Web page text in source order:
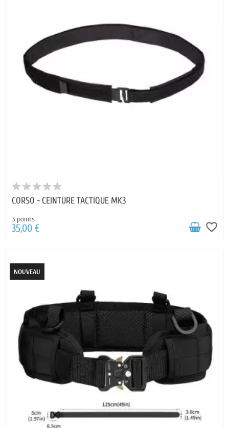
CORSO - CEINTURE TACTIQUE MK3
3 points
35,00 € favorite_border
NOUVEAU